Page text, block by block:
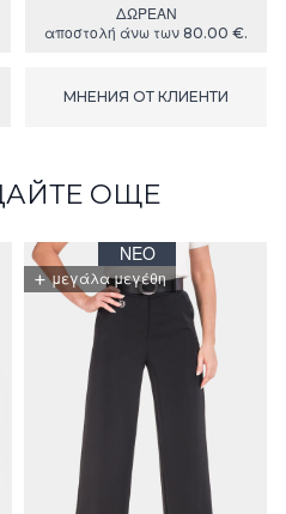
ΔΩΡΕΑΝ
αποστολή άνω των 80.00 €.
МНЕНИЯ ОТ КЛИЕНТИ
ОЩЕ
ΝΈΟ
+ μεγάλα μεγέθη